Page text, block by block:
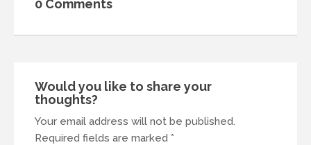
0 Comments
Would you like to share your
thoughts?
Your email address will not be published.
Required fields are marked *